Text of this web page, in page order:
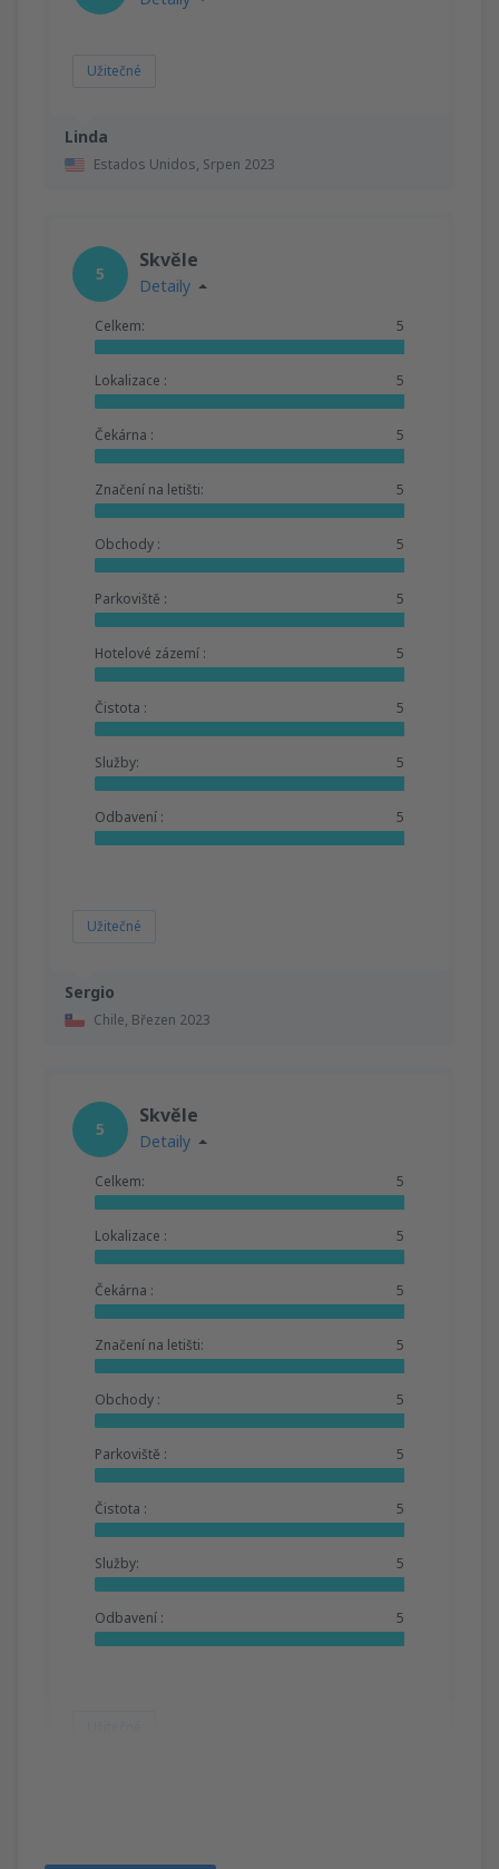
Linda
Estados Unidos, Srpen 2023
Užitečné
Sergio
Chile, Březen 2023
5
Skvěle
Detaily
Celkem: 5
Lokalizace : 5
Čekárna : 5
Značení na letišti: 5
Obchody : 5
Parkoviště : 5
Hotelové zázemí : 5
Čistota : 5
Služby: 5
Odbavení : 5
Užitečné
5
Skvěle
Detaily
Celkem: 5
Lokalizace : 5
Čekárna : 5
Značení na letišti: 5
Obchody : 5
Parkoviště : 5
Čistota : 5
Služby: 5
Odbavení : 5